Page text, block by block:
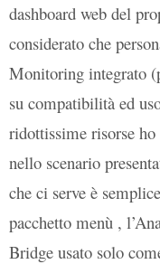
dashboard web del
considerato che
Monitoring integrato
su compatibilità ed
ridottissime risorse
nello scenario
che ci serve è
pacchetto menù ,
Bridge usato solo